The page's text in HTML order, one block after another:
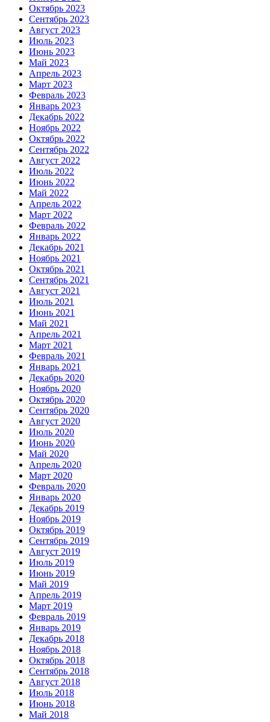
Октябрь 2023
Сентябрь 2023
Август 2023
Июль 2023
Июнь 2023
Май 2023
Апрель 2023
Март 2023
Февраль 2023
Январь 2023
Декабрь 2022
Ноябрь 2022
Октябрь 2022
Сентябрь 2022
Август 2022
Июль 2022
Июнь 2022
Май 2022
Апрель 2022
Март 2022
Февраль 2022
Январь 2022
Декабрь 2021
Ноябрь 2021
Октябрь 2021
Сентябрь 2021
Август 2021
Июль 2021
Июнь 2021
Май 2021
Апрель 2021
Март 2021
Февраль 2021
Январь 2021
Декабрь 2020
Ноябрь 2020
Октябрь 2020
Сентябрь 2020
Август 2020
Июль 2020
Июнь 2020
Май 2020
Апрель 2020
Март 2020
Февраль 2020
Январь 2020
Декабрь 2019
Ноябрь 2019
Октябрь 2019
Сентябрь 2019
Август 2019
Июль 2019
Июнь 2019
Май 2019
Апрель 2019
Март 2019
Февраль 2019
Январь 2019
Декабрь 2018
Ноябрь 2018
Октябрь 2018
Сентябрь 2018
Август 2018
Июль 2018
Июнь 2018
Май 2018